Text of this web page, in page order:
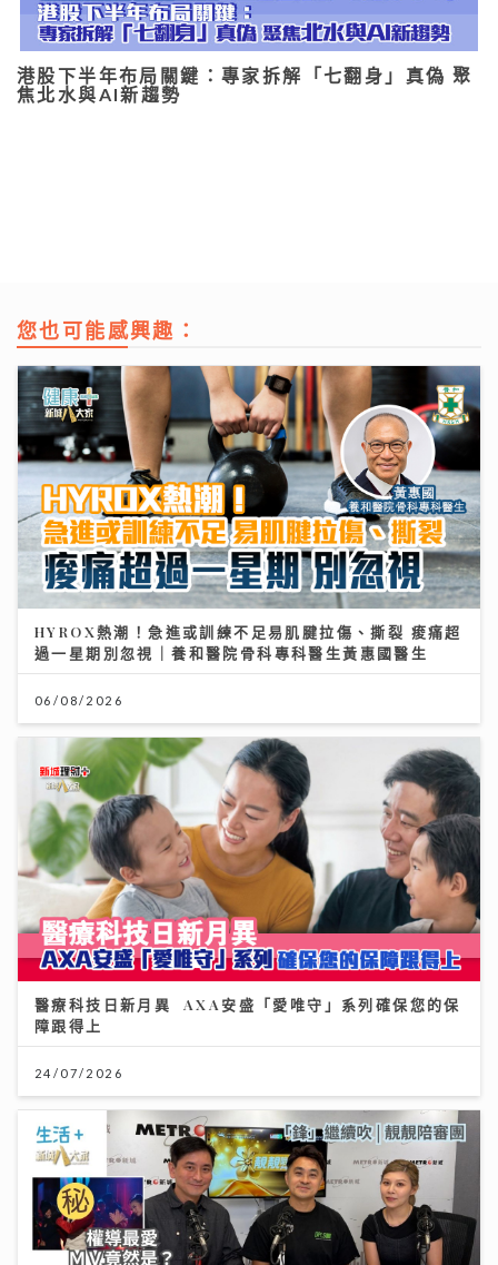
港股下半年布局關鍵：專家拆解「七翻身」真偽 聚
焦北水與AI新趨勢
您也可能感興趣：
HYROX熱潮！急進或訓練不足易肌腱拉傷、撕裂 痠痛超
過一星期別忽視｜養和醫院骨科專科醫生黃惠國醫生
06/08/2026
醫療科技日新月異 AXA安盛「愛唯守」系列確保您的保
障跟得上
24/07/2026